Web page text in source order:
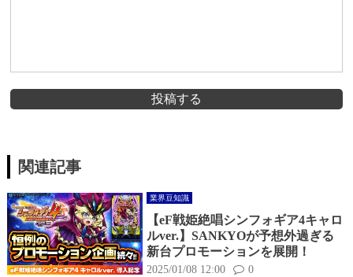
投稿する
関連記事
業界豆知識
【eF戦姫絶唱シンフォギア4キャロ
ルver.】SANKYOが予想外過ぎる
新台プロモーションを展開！
2025/01/08 12:00 0